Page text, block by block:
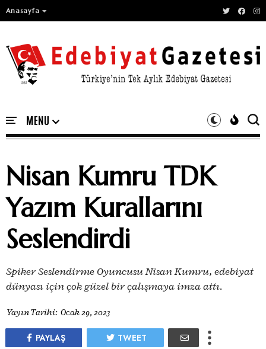
Anasayfa
Nisan Kumru TDK
Yazım Kurallarını
Seslendirdi
Spiker Seslendirme Oyuncusu Nisan Kumru, edebiyat
dünyası için çok güzel bir çalışmaya imza attı.
Yayın Tarihi: Ocak 29, 2023
PAYLAŞ TWEET